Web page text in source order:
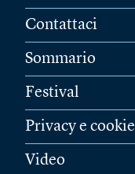
Contattaci
Sommario
Festival
Privacy e cookie
Video